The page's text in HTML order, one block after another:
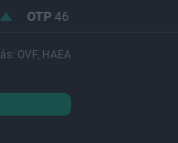
OTP46 620
OVF, HAEA